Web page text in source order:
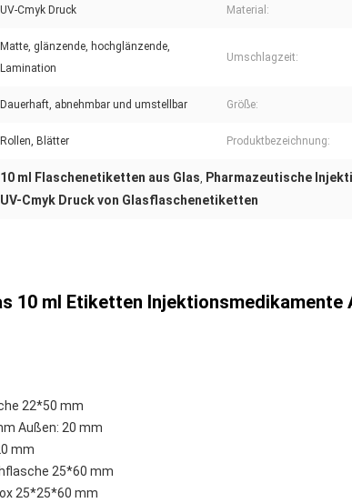
UV-Cmyk Druck Material:
Matte, glänzende, hochglänzende,
Lamination
Umschlagzeit:
Dauerhaft, abnehmbar und umstellbar Größe:
Rollen, Blätter Produktbezeichnung:
10 ml Flaschenetiketten aus Glas, Pharmazeutische
UV-Cmyk Druck von Glasflaschenetiketten
10 ml Etiketten Injektionsmedikamente
22*50 mm
Außen: 20 mm
mm
25*60 mm
25*25*60 mm